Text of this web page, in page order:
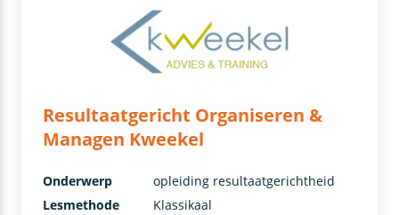
Resultaatgericht Organiseren &
Managen Kweekel
Onderwerp
opleiding resultaatgerichtheid
Lesmethode
Klassikaal